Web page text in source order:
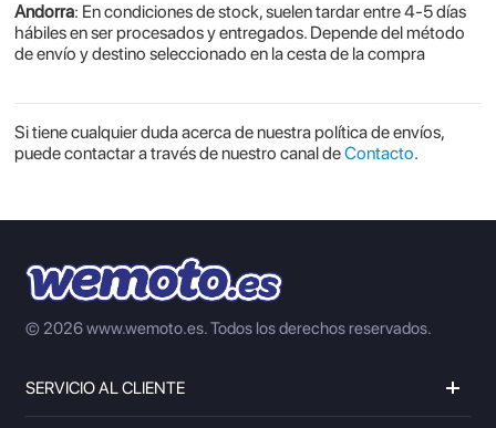
Andorra: En condiciones de stock, suelen tardar entre 4-5 días
hábiles en ser procesados y entregados. Depende del método
de envío y destino seleccionado en la cesta de la compra
Si tiene cualquier duda acerca de nuestra política de envíos,
puede contactar a través de nuestro canal deContacto.
© 2026 www.wemoto.es.Todos los derechos reservados.
SERVICIO AL CLIENTE